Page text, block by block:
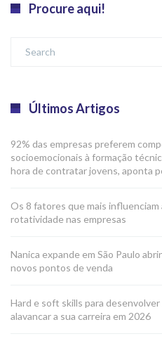
Procure aqui!
Últimos Artigos
92% das empresas preferem
socioemocionais à formação
hora de contratar jovens, aponta
Os 8 fatores que mais influenciam
rotatividade nas empresas
Nanica expande em São Paulo
novos pontos de venda
Hard e soft skills para desenvolver
alavancar a sua carreira em 2026